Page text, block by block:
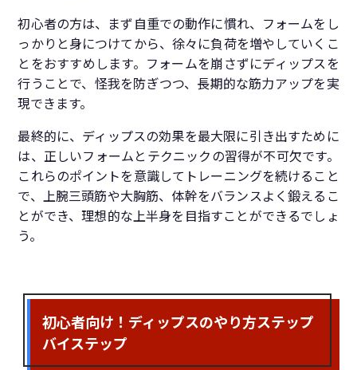
初心者の方は、まず自重での動作に慣れ、フォームをし
っかりと身につけてから、徐々に負荷を増やしていくこ
とをおすすめします。フォームを崩さずにディップスを
行うことで、怪我を防ぎつつ、長期的な筋力アップを実
現できます。
最終的に、ディップスの効果を最大限に引き出すために
は、正しいフォームとテクニックの習得が不可欠です。
これらのポイントを意識してトレーニングを続けること
で、上腕三頭筋や大胸筋、体幹をバランスよく鍛えるこ
とができ、理想的な上半身を目指すことができるでしょ
う。
初心者向け！ディップスのやり方ステップ
バイステップ